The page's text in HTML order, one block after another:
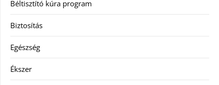
Béltisztító kúra program
Biztosítás
Egészség
Ékszer